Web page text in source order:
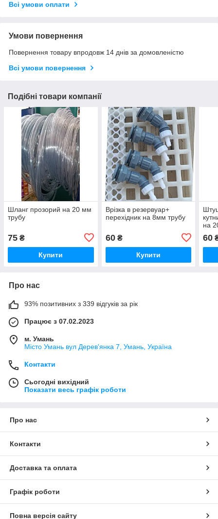
Всі умови оплати
Умови повернення
Повернення товару впродовж 14 днів за домовленістю
Всі умови повернення
Подібні товари компанії
Шланг прозорий на 20 мм
трубу
75 ₴
Купити
Врізка в резервуар+
перехідник на 8мм трубу
60₴
Купити
на
60
Про нас
93% позитивних з 339 відгуків за рік
Працює з 07.02.2023
м. Умань
Місто Умань вул Дерев'янка 7, Умань, Україна
Контакти
Сьогодні вихідний
Показати весь графік роботи
Про нас
Контакти
Доставка та оплата
Графік роботи
Повна версія сайту